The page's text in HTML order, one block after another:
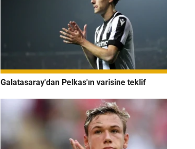
Galatasaray'dan Pelkas'ın varisine teklif